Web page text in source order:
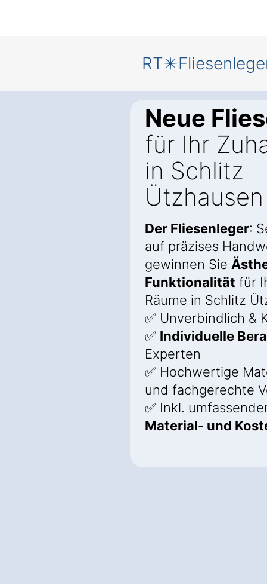
Neue
für Ihr
in Schlitz
Ützhausen
Der Fliesenleger:
auf präzises
gewinnen Sie
Funktionalität für
Räume in Schlitz
✅ Unverbindlich &
✅ Individuelle
Experten
✅ Hochwertige
und fachgerechte
✅ Inkl.
Material- und